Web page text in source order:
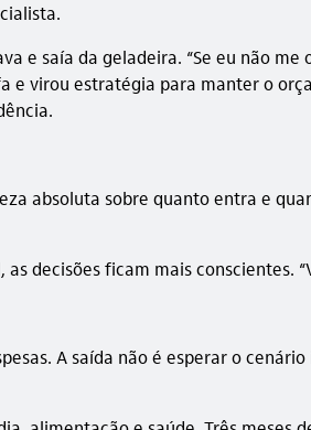
e saía da geladeira. “Se eu não
e virou estratégia para manter o
absoluta sobre quanto entra e
decisões ficam mais conscientes.
A saída não é esperar o